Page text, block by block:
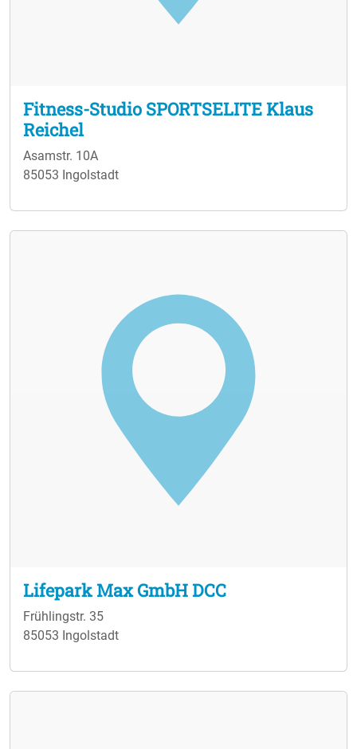
Fitness-Studio SPORTSELITE Klaus
Reichel
Asamstr. 10A
85053 Ingolstadt
Lifepark Max GmbH DCC
Frühlingstr. 35
85053 Ingolstadt